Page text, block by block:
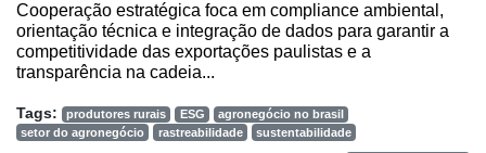
Minha
conta
Notícias
Cooperação estratégica foca em compliance ambiental,
orientação técnica e integração de dados para garantir a
competitividade das exportações paulistas e a
transparência na cadeia...
Tags: produtores rurais ESG
agronegócio no brasil
setor do agronegócio
rastreabilidade sustentabilidade